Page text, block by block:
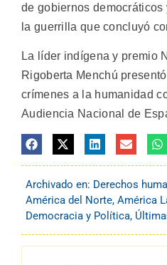
de gobiernos
la guerrilla que concluyó
La líder indígena y premio
Rigoberta Menchú
crímenes a la humanidad
Audiencia Nacional de
Archivado en: Derechos
América del Norte, América
Democracia y Política,